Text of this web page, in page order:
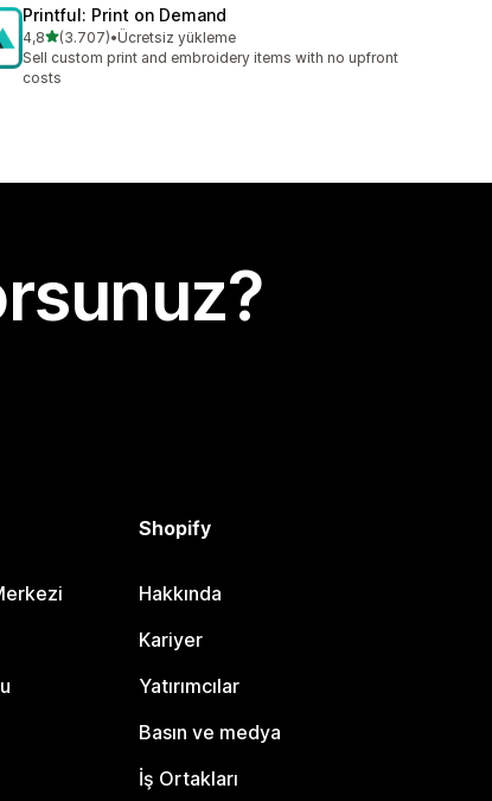
Printful: Print on Demand
4,85 yıldız üzerinden
(3.707)
toplam 3707 değerlendirme
•Ücretsiz yükleme
Sell custom print and embroidery items with no upfront
costs
Shopify
Hakkında
Kariyer
Yatırımcılar
Basın ve medya
İş Ortakları